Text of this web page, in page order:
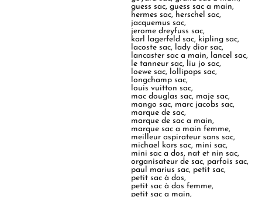
guess sac,guess sac a main,
hermes sac, herschel sac,
jacquemus sac,
jerome dreyfuss sac,
karl lagerfeld sac, kipling sac,
lacoste sac, lady dior sac,
lancaster sac a main, lancel sac,
le tanneur sac, liu jo sac,
loewe sac, lollipops sac,
longchamp sac,
louis vuitton sac,
mac douglas sac, maje sac,
mango sac, marc jacobs sac,
marque de sac,
marque de sac a main,
marque sac a main femme,
meilleur aspirateur sans sac,
michael kors sac, mini sac,
mini sac a dos, nat et nin sac,
organisateur de sac, parfois sac,
paul marius sac, petit sac,
petit sac à dos,
petit sac à dos femme,
petit sac a main,